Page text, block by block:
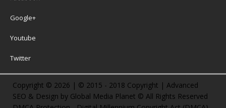
Google+
Youtube
Twitter
Copyright © 2026 | © 2015 - 2018 Copyright | Advanced
SEO & Design by Global Media Planet © All Rights Reserved